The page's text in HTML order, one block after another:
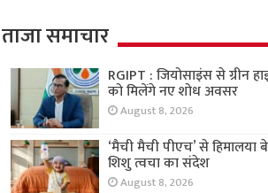
ताजा समाचार
RGIPT : जियोसाइंस से ग्रीन
को मिलेंगे नए शोध अवसर
August 8, 2026
‘मैची मैची पीएच’ से हिमालया
शिशु त्वचा का संदेश
August 8, 2026